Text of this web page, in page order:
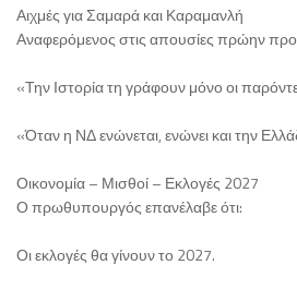
Αιχμές για Σαμαρά και Καραμανλή
Αναφερόμενος στις απουσίες πρώην
«Την Ιστορία τη γράφουν μόνο οι
«Όταν η ΝΔ ενώνεται, ενώνει και την
Οικονομία – Μισθοί – Εκλογές 2027
Ο πρωθυπουργός επανέλαβε ότι:
Οι εκλογές θα γίνουν το 2027.